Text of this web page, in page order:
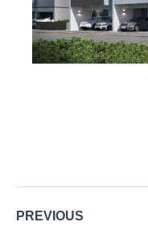
PREVIOUS